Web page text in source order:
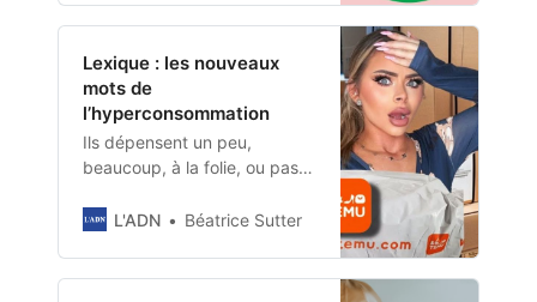
Lexique : les nouveaux
mots de
l’hyperconsommation
Ils dépensent un peu,
beaucoup, à la folie, ou pas
L'ADN
Béatrice Sutter